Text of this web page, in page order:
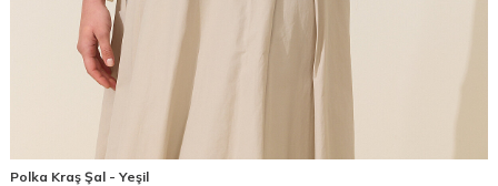
Polka Kraş Şal - Yeşil